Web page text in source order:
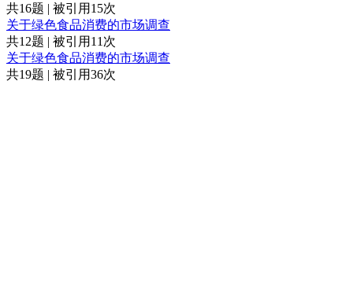
共16题 | 被引用15次
关于绿色食品消费的市场调查
共12题 | 被引用11次
关于绿色食品消费的市场调查
共19题 | 被引用36次